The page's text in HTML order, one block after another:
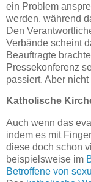
ein Problem
werden, während
Den
Verbände scheint
Beauftragte
Pressekonferenz
passiert. Aber
Katholische
Auch wenn das
indem es mit
diese doch schon
beispielsweise im
Betroffene von